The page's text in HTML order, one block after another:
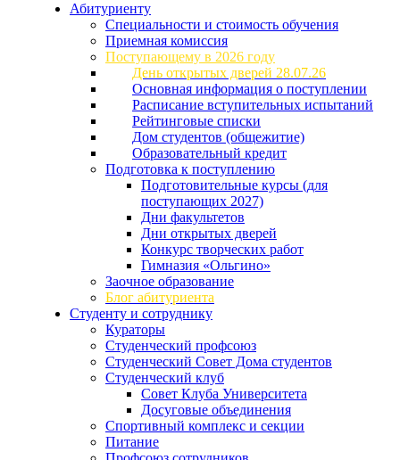
Абитуриенту
Специальности и стоимость обучения
Приемная комиссия
Поступающему в 2026 году
День открытых дверей 28.07.26
Основная информация о поступлении
Расписание вступительных испытаний
Рейтинговые списки
Дом студентов (общежитие)
Образовательный кредит
Подготовка к поступлению
Подготовительные курсы (для
поступающих 2027)
Дни факультетов
Дни открытых дверей
Конкурс творческих работ
Гимназия «Ольгино»
Заочное образование
Блог абитуриента
Студенту и сотруднику
Кураторы
Студенческий профсоюз
Студенческий Совет Дома студентов
Студенческий клуб
Совет Клуба Университета
Досуговые объединения
Спортивный комплекс и секции
Питание